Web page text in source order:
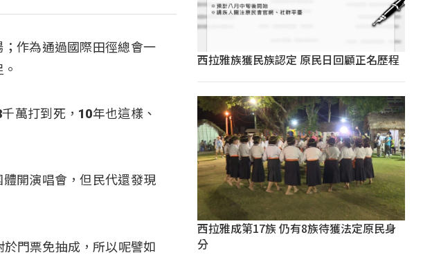
作為通過國際田徑總會一
萬打到死，10年也這樣、
開演唱會，但民代還發現
門票免抽成，所以呢譬如
西拉雅族獲民族認定 原民日回顧正名歷程
西拉雅成第17族 仍有8族待獲法定原民身
分